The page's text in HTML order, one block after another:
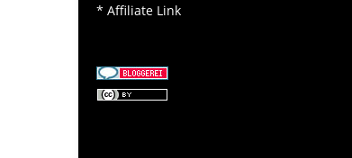
* Affiliate Link